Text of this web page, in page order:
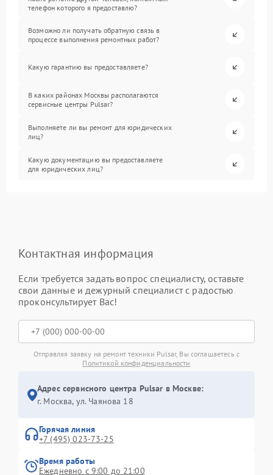
телефон которого я предоставлю?
Возможно ли получать обратную связь в
процессе выполнения ремонтных работ?
Какую гарантию вы предоставляете?
В каких районах Москвы располагаются
сервисные центры Pulsar?
Выполняете ли вы ремонт для юридических
лиц?
Какую документацию вы предоставляете
для юридических лиц?
Контактная информация
Если требуется задать вопрос специалисту, оставьте
свои данные и дежурный специалист с радостью
проконсультирует Вас!
Отправляя заявку на ремонт техники Pulsar, Вы соглашаетесь с
Политикой конфиденциальности
Адрес сервисного центра Pulsar в Москве:
г. Москва, ул. Чаянова 18
Горячая линия
+7 (495) 023-73-25
Время работы
Ежедневно с 9:00 до 21:00